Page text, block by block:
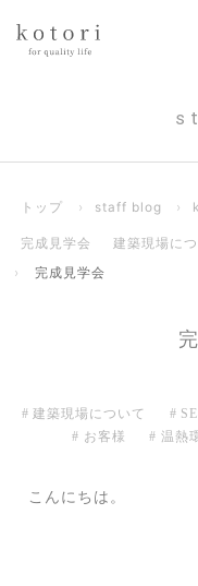
トップ › staff blog ›
完成見学会 建築現場に
›
完成見学会
建築現場について
お客様
温熱
こんにちは。